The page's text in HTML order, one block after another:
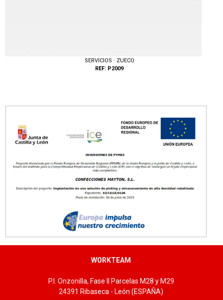
SERVICIOS · ZUECO
REF: P2009
WORKTEAM
P.I. Onzonilla, Fase II Parcelas M28 y M29
24391 Ribaseca - León (ESPAÑA)